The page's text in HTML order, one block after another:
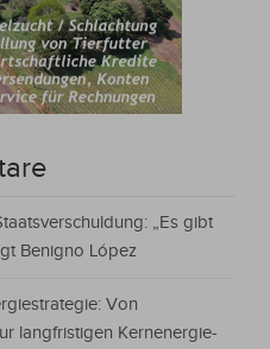
„Es gibt
Benigno López
Von
langfristigen Kernenergie-